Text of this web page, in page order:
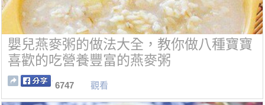
嬰兒燕麥粥的做法大全，教你做八種寶寶
喜歡的吃營養豐富的燕麥粥
6747 觀看